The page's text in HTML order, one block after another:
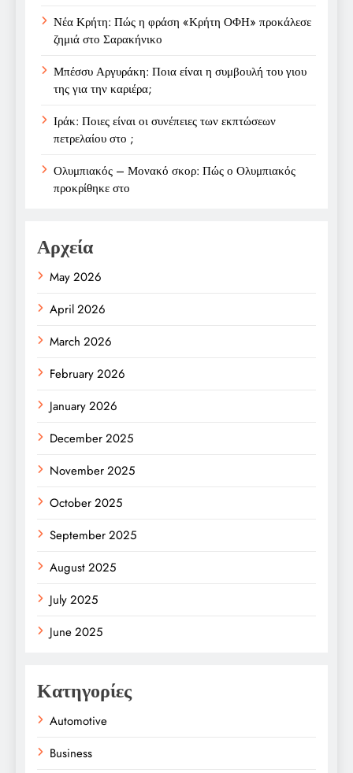
Νέα Κρήτη: Πώς η φράση «Κρήτη ΟΦΗ» προκάλεσε
ζημιά στο Σαρακήνικο
Μπέσσυ Αργυράκη: Ποια είναι η συμβουλή του γιου
της για την καριέρα;
Ιράκ: Ποιες είναι οι συνέπειες των εκπτώσεων
πετρελαίου στο ;
Ολυμπιακός – Μονακό σκορ: Πώς ο Ολυμπιακός
προκρίθηκε στο
Αρχεία
May 2026
April 2026
March 2026
February 2026
January 2026
December 2025
November 2025
October 2025
September 2025
August 2025
July 2025
June 2025
Κατηγορίες
Automotive
Business